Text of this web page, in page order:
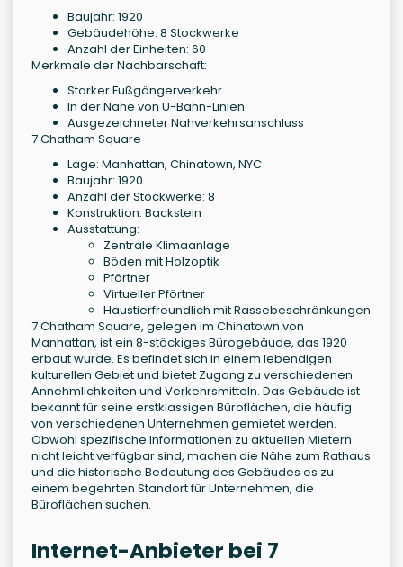
Baujahr: 1920
Gebäudehöhe: 8 Stockwerke
Anzahl der Einheiten: 60
Merkmale der Nachbarschaft:
Starker Fußgängerverkehr
In der Nähe von U-Bahn-Linien
Ausgezeichneter Nahverkehrsanschluss
7 Chatham Square
Lage: Manhattan, Chinatown, NYC
Baujahr: 1920
Anzahl der Stockwerke: 8
Konstruktion: Backstein
Ausstattung:
Zentrale Klimaanlage
Böden mit Holzoptik
Pförtner
Virtueller Pförtner
Haustierfreundlich mit Rassebeschränkungen
7 Chatham Square, gelegen im Chinatown von
Manhattan, ist ein 8-stöckiges Bürogebäude, das 1920
erbaut wurde. Es befindet sich in einem lebendigen
kulturellen Gebiet und bietet Zugang zu verschiedenen
Annehmlichkeiten und Verkehrsmitteln. Das Gebäude ist
bekannt für seine erstklassigen Büroflächen, die häufig
von verschiedenen Unternehmen gemietet werden.
Obwohl spezifische Informationen zu aktuellen Mietern
nicht leicht verfügbar sind, machen die Nähe zum Rathaus
und die historische Bedeutung des Gebäudes es zu
einem begehrten Standort für Unternehmen, die
Büroflächen suchen.
Internet-Anbieter bei 7